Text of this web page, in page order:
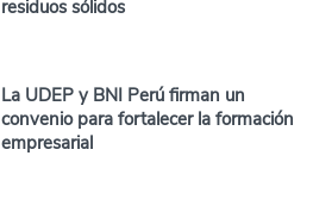
residuos sólidos
La UDEP y BNI Perú firman un
convenio para fortalecer la formación
empresarial